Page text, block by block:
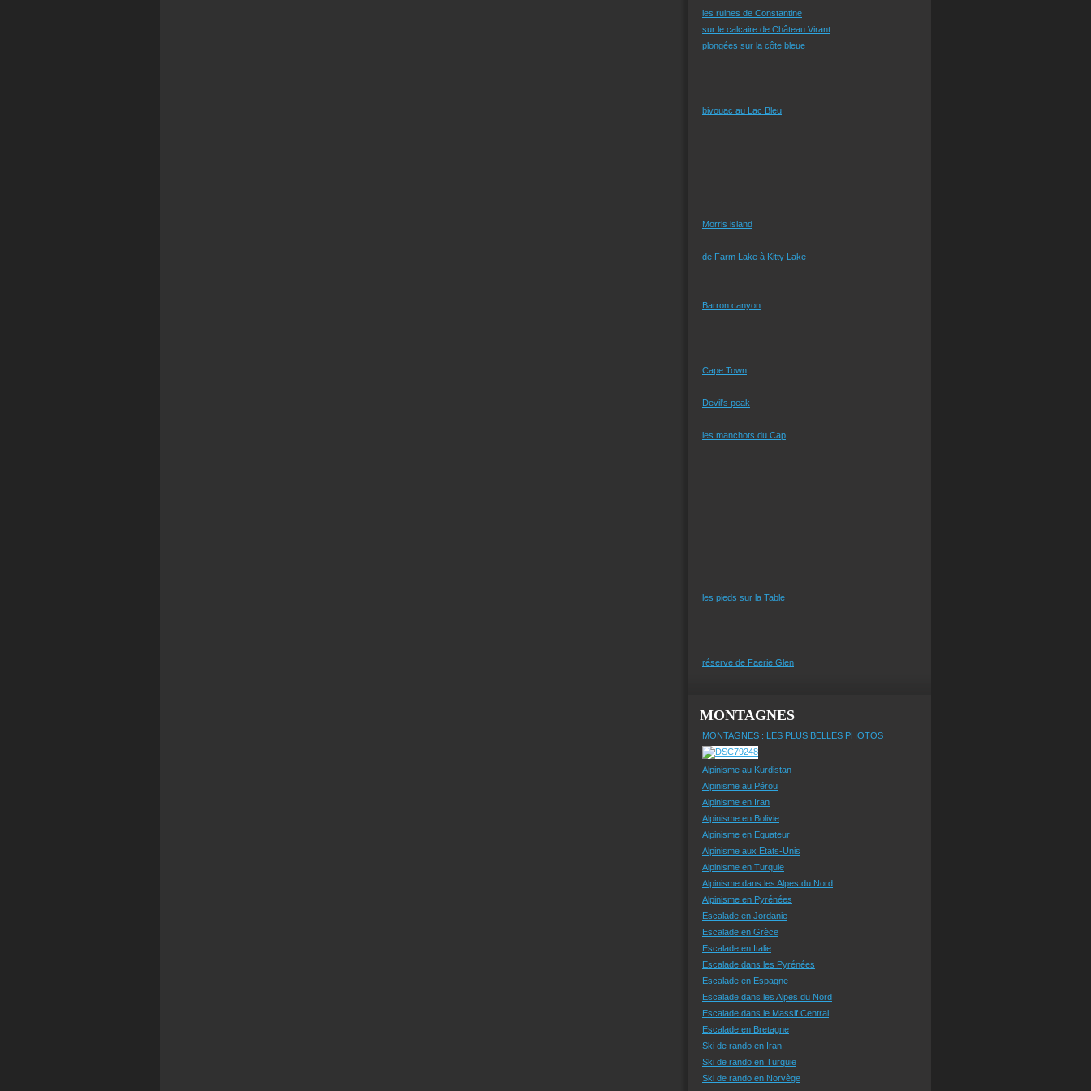
les ruines de Constantine
sur le calcaire de Château Virant
plongées sur la côte bleue
bivouac au Lac Bleu
Morris island
de Farm Lake à Kitty Lake
Barron canyon
Cape Town
Devil's peak
les manchots du Cap
les pieds sur la Table
réserve de Faerie Glen
MONTAGNES
MONTAGNES : LES PLUS BELLES PHOTOS
Alpinisme au Kurdistan
Alpinisme au Pérou
Alpinisme en Iran
Alpinisme en Bolivie
Alpinisme en Equateur
Alpinisme aux Etats-Unis
Alpinisme en Turquie
Alpinisme dans les Alpes du Nord
Alpinisme en Pyrénées
Escalade en Jordanie
Escalade en Grèce
Escalade en Italie
Escalade dans les Pyrénées
Escalade en Espagne
Escalade dans les Alpes du Nord
Escalade dans le Massif Central
Escalade en Bretagne
Ski de rando en Iran
Ski de rando en Turquie
Ski de rando en Norvège